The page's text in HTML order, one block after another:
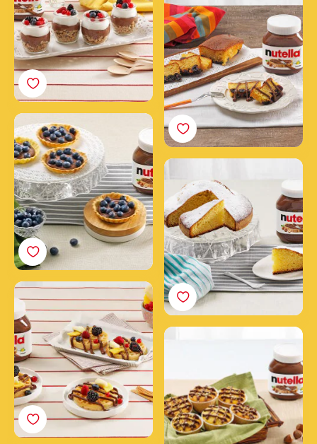
Nutella®
Tartaletas con
arándanos y Nutella®
con Nutella®
Gofres con Nutella® y
sabores con Nutella®